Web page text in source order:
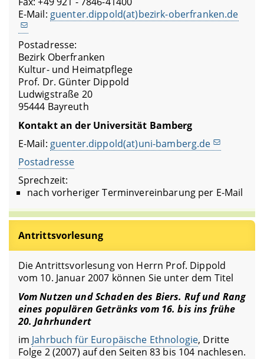
E-Mail: guenter.dippold(at)bezirk-oberfranken.de
Postadresse:
Bezirk Oberfranken
Kultur- und Heimatpflege
Prof. Dr. Günter Dippold
Ludwigstraße 20
95444 Bayreuth
Kontakt an der Universität Bamberg
E-Mail: guenter.dippold(at)uni-bamberg.de
Postadresse
Sprechzeit:
nach vorheriger Terminvereinbarung per E-Mail
Antrittsvorlesung
Die Antrittsvorlesung von Herrn Prof. Dippold
vom 10. Januar 2007 können Sie unter dem Titel
Vom Nutzen und Schaden des Biers. Ruf und Rang
eines populären Getränks vom 16. bis ins frühe
20. Jahrhundert
im Jahrbuch für Europäische Ethnologie, Dritte
Folge 2 (2007) auf den Seiten 83 bis 104 nachlesen.